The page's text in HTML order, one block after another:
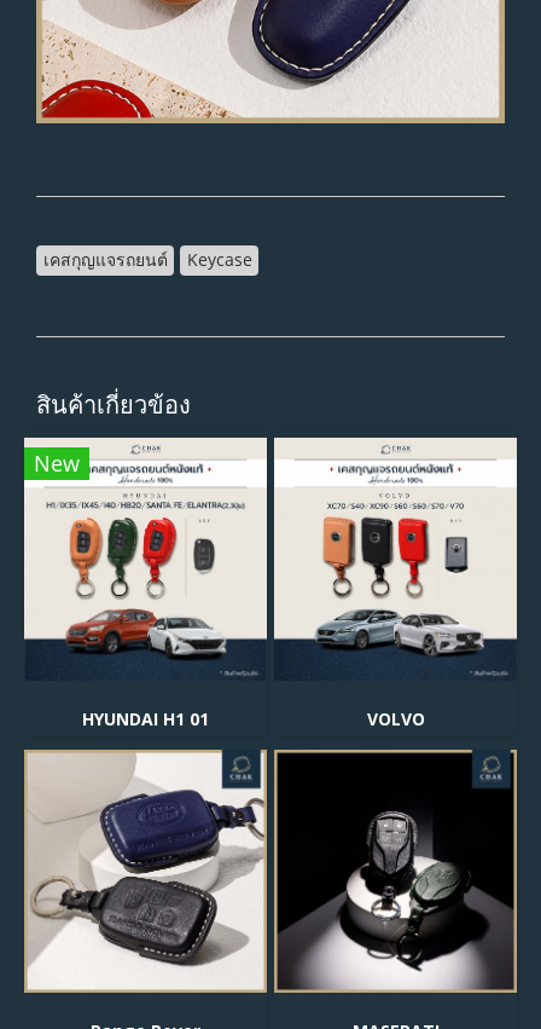
เคสกุญแจรถยนต์ Keycase
สินค้าเกี่ยวข้อง
New
HYUNDAI H1 01 VOLVO